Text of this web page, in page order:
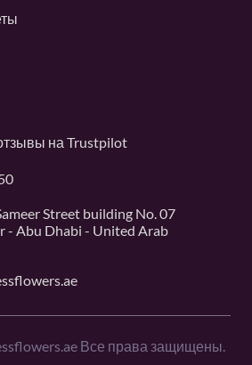
на Trustpilot
Street building No. 07
- Abu Dhabi - United Arab
Все права защищены.